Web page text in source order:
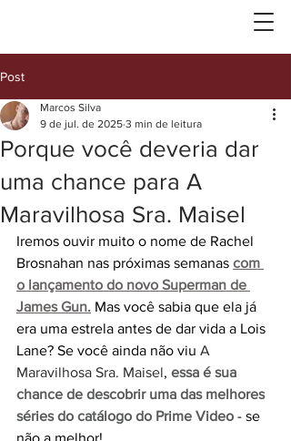
Post
Porque você deveria dar
uma chance para A
Maravilhosa Sra. Maisel
Marcos Silva
9 de jul. de 2025 3 min de leitura
Iremos ouvir muito o nome de Rachel
Brosnahan nas próximas semanas com
o lançamento do novo Superman de
James Gun. Mas você sabia que ela já
era uma estrela antes de dar vida a Lois
Lane? Se você ainda não viu A
Maravilhosa Sra. Maisel, essa é sua
chance de descobrir uma das melhores
séries do catálogo do Prime Video - se
não a melhor!